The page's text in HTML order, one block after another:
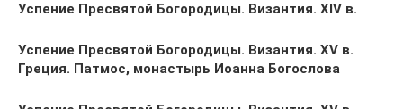
Успение Пресвятой Богородицы. Византия. XIV в.
Успение Пресвятой Богородицы. Византия. XV в.
Греция. Патмос, монастырь Иоанна Богослова